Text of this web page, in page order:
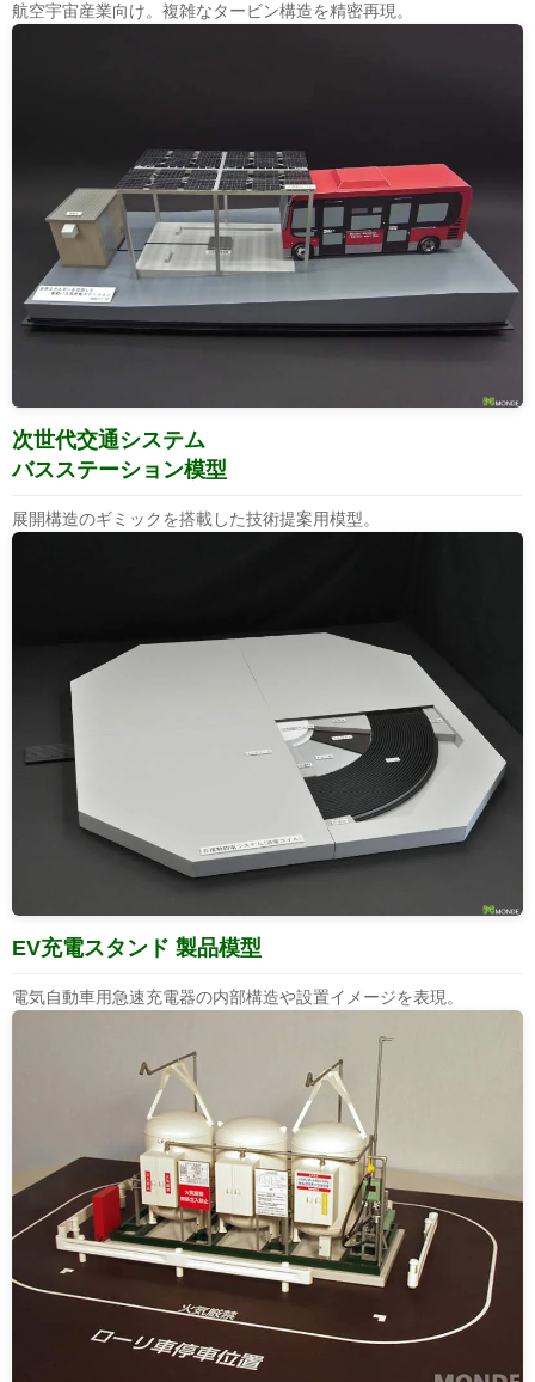
航空宇宙産業向け。複雑なタービン構造を精密再現。
次世代交通システム
バスステーション模型
展開構造のギミックを搭載した技術提案用模型。
EV充電スタンド 製品模型
電気自動車用急速充電器の内部構造や設置イメージを表現。